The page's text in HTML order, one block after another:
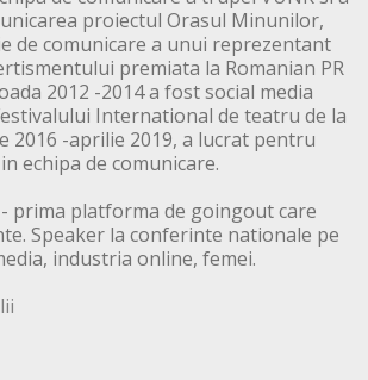
proiectul Orasul Minunilor,
de comunicare a unui reprezentant
premiata la Romanian PR
2012 -2014 a fost social media
International de teatru de la
2016 -aprilie 2019, a lucrat pentru
echipa de comunicare.
prima platforma de goingout care
Speaker la conferinte nationale pe
industria online, femei.